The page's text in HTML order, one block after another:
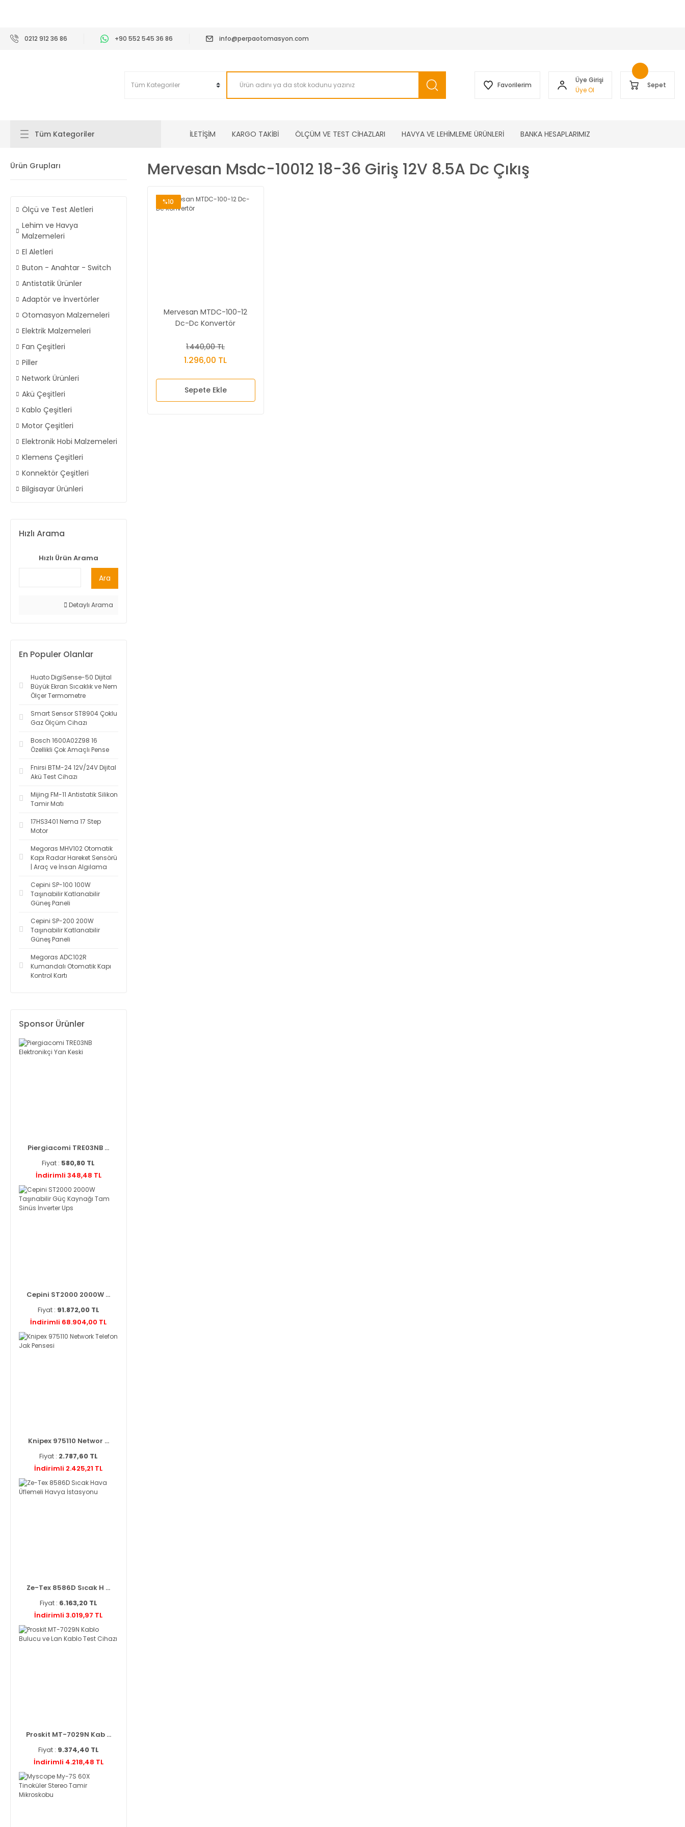
0212 912 36 86 +90 552 545 36 86 info@perpaotomasyon.com
Favorilerim
Üye Girişi
Üye Ol
Sepet
Tüm Kategoriler İLETİŞİM KARGO TAKİBİ ÖLÇÜM VE TEST CİHAZLARI HAVYA VE LEHİMLEME ÜRÜNLERİ BANKA HESAPLARIMIZ
Ürün Grupları
Ölçü ve Test Aletleri
Lehim ve Havya
Malzemeleri
El Aletleri
Buton - Anahtar - Switch
Antistatik Ürünler
Adaptör ve İnvertörler
Otomasyon Malzemeleri
Elektrik Malzemeleri
Fan Çeşitleri
Piller
Network Ürünleri
Akü Çeşitleri
Kablo Çeşitleri
Motor Çeşitleri
Elektronik Hobi Malzemeleri
Klemens Çeşitleri
Konnektör Çeşitleri
Bilgisayar Ürünleri
Hızlı Arama
Hızlı Ürün Arama
Ara
Detaylı Arama
En Populer Olanlar
Huato DigiSense-50 Dijital
Büyük Ekran Sıcaklık ve Nem
Ölçer Termometre
Smart Sensor ST8904 Çoklu
Gaz Ölçüm Cihazı
Bosch 1600A02Z98 16
Özellikli Çok Amaçlı Pense
Fnirsi BTM-24 12V/24V Dijital
Akü Test Cihazı
Mijing FM-11 Antistatik Silikon
Tamir Matı
17HS3401 Nema 17 Step
Motor
Megoras MHV102 Otomatik
Kapı Radar Hareket Sensörü
| Araç ve İnsan Algılama
Cepini SP-100 100W
Taşınabilir Katlanabilir
Güneş Paneli
Cepini SP-200 200W
Taşınabilir Katlanabilir
Güneş Paneli
Megoras ADC102R
Kumandalı Otomatik Kapı
Kontrol Kartı
Sponsor Ürünler
Piergiacomi TRE03NB ...
Fiyat : 580,80 TL
İndirimli 348,48 TL
Cepini ST2000 2000W ...
Fiyat : 91.872,00 TL
İndirimli 68.904,00 TL
Knipex 975110 Networ ...
Fiyat : 2.787,60 TL
İndirimli 2.425,21 TL
Ze-Tex 8586D Sıcak H ...
Fiyat : 6.163,20 TL
İndirimli 3.019,97 TL
Proskit MT-7029N Kab ...
Fiyat : 9.374,40 TL
İndirimli 4.218,48 TL
Mervesan Msdc-10012 18-36 Giriş 12V 8.5A Dc Çıkış
%10
Mervesan MTDC-100-12
Dc-Dc Konvertör
1.440,00 TL
1.296,00 TL
Sepete Ekle